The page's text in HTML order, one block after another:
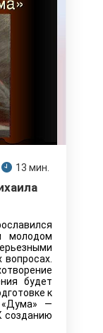
13 мин.
молодом
будет
к
«Дума» —
созданию